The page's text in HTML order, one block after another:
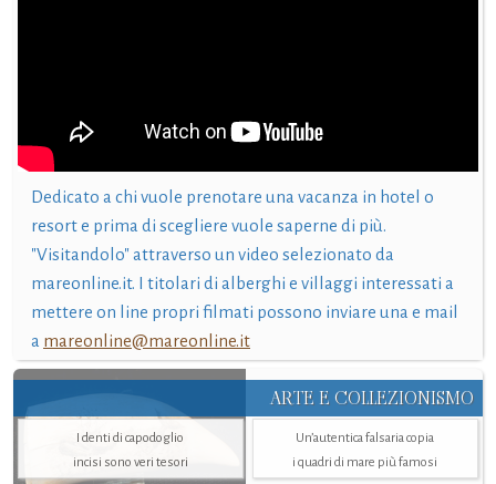
Dedicato a chi vuole prenotare una vacanza in hotel o
resort e prima di scegliere vuole saperne di più.
"Visitandolo" attraverso un video selezionato da
mareonline.it. I titolari di alberghi e villaggi interessati a
mettere on line propri filmati possono inviare una e mail
a mareonline@mareonline.it
ARTE E COLLEZIONISMO
I denti di capodoglio
incisi sono veri tesori
Un’autentica falsaria copia
i quadri di mare più famosi